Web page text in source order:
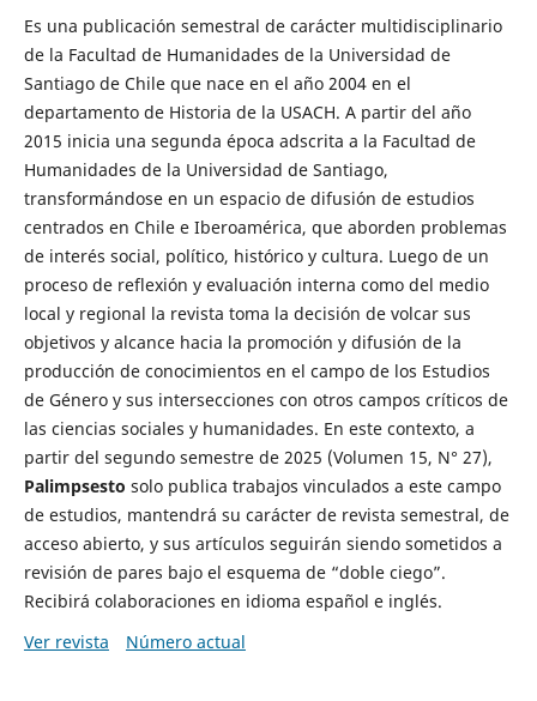
Es una publicación semestral de carácter multidisciplinario
de la Facultad de Humanidades de la Universidad de
Santiago de Chile que nace en el año 2004 en el
departamento de Historia de la USACH. A partir del año
2015 inicia una segunda época adscrita a la Facultad de
Humanidades de la Universidad de Santiago,
transformándose en un espacio de difusión de estudios
centrados en Chile e Iberoamérica, que aborden problemas
de interés social, político, histórico y cultura. Luego de un
proceso de reflexión y evaluación interna como del medio
local y regional la revista toma la decisión de volcar sus
objetivos y alcance hacia la promoción y difusión de la
producción de conocimientos en el campo de los Estudios
de Género y sus intersecciones con otros campos críticos de
las ciencias sociales y humanidades. En este contexto, a
partir del segundo semestre de 2025 (Volumen 15, N° 27),
Palimpsesto solo publica trabajos vinculados a este campo
de estudios, mantendrá su carácter de revista semestral, de
acceso abierto, y sus artículos seguirán siendo sometidos a
revisión de pares bajo el esquema de “doble ciego”.
Recibirá colaboraciones en idioma español e inglés.
Ver revista
Número actual